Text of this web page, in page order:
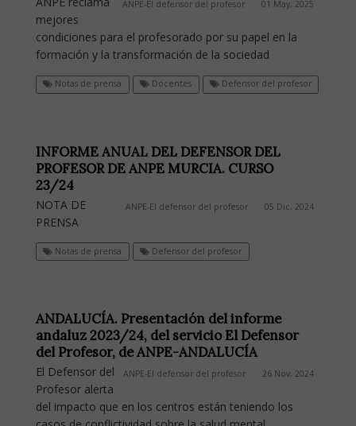
ANPE-El defensor del profesor 01 May, 2025
mejores
condiciones para el profesorado por su papel en la
formación y la transformación de la sociedad
Notas de prensa Docentes Defensor del profesor
INFORME ANUAL DEL DEFENSOR DEL
PROFESOR DE ANPE MURCIA. CURSO
23/24
ANPE-El defensor del profesor 05 Dic, 2024
NOTA DE
PRENSA
Notas de prensa Defensor del profesor
ANDALUCÍA. Presentación del informe
andaluz 2023/24, del servicio El Defensor
del Profesor, de ANPE-ANDALUCÍA
ANPE-El defensor del profesor 26 Nov, 2024
El Defensor del
Profesor alerta
del impacto que en los centros están teniendo los